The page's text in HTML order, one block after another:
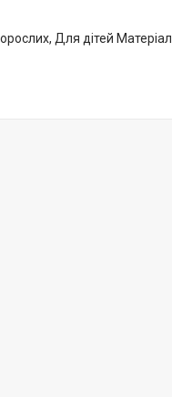
Для дітей Матеріал